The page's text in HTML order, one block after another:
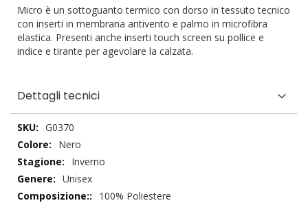
Micro è un sottoguanto termico con dorso in tessuto tecnico
con inserti in membrana antivento e palmo in microfibra
elastica. Presenti anche inserti touch screen su pollice e
indice e tirante per agevolare la calzata.
Dettagli tecnici
Dettagli
tecnici
G0370
Nero
Inverno
Unisex
100% Poliestere